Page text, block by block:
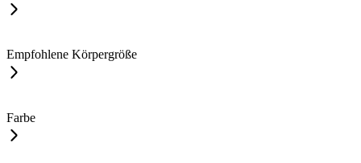
Empfohlene Körpergröße
Farbe